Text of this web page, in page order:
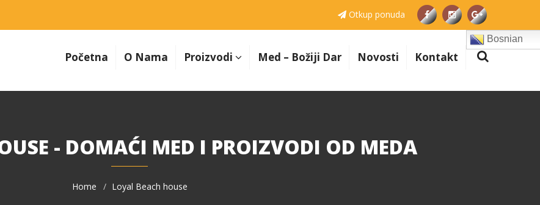
Otkup ponuda
Početna O Nama Proizvodi Med – Božiji Dar Novosti Kontakt
Bosnian
- DOMAĆI MED I PROIZVODI OD MEDA
Home Loyal Beach house